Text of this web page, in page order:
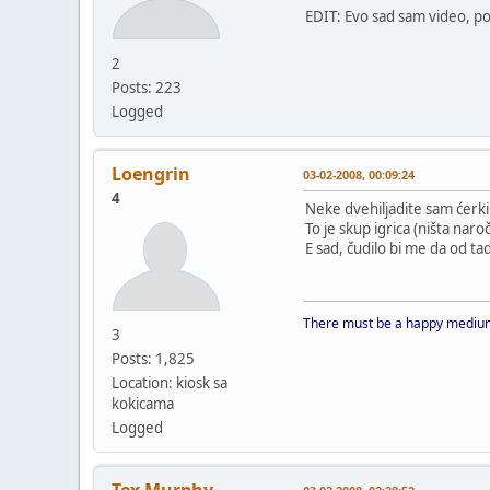
2
Posts: 223
Logged
EDIT: Evo sad sam video,
Loengrin
4
3
Posts: 1,825
Location: kiosk sa
kokicama
Logged
03-02-2008, 00:09:24
Neke dvehiljadite sam
To je skup igrica (ništa
E sad, čudilo bi me da od
There must be a happy